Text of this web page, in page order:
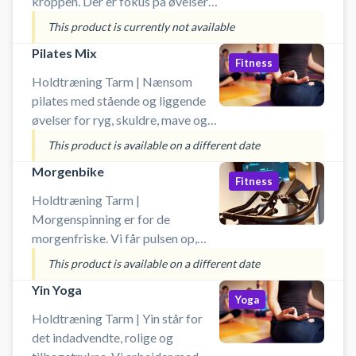
og muskler, du bruger i din
styrket til dine
hverdagsaktiviteter. Øvelserne
foregår med vægte, hvor du selv
styrer belastning, samt med
varierende andre redskaber. Du
skal henvende dig til instruktøren
ved holdstart.
This product is currently not available
Pilates Mix
Holdtræning Tarm | Nænsom
pilates med stående og liggende
øvelser for ryg, skuldre, mave og
stor fokus på åndedrættet. Der vil
forskellige yogastile, som
variation i træningen. Det hele
foregår i et roligt tempo og ikke
for svært, så alle kan være med. I
lokalet er alle de redskaber, du
skal bruge - men du er selvfølgelig
også velkommen til medbringe
Fitness
This product is available on a different date
Morgenbike
Holdtræning Tarm |
Morgenspinning er for de
morgenfriske. Vi får pulsen op,
sved på panden og trætte ben når
instruktør har sin egen stil og
kører timerne efter individuel
belastning og puls så alle kan være
med. Du kan låne spinningssko i
Fitness
This product is available on a different date
Yin Yoga
Holdtræning Tarm | Yin står for
det indadvendte, rolige og
Yoga